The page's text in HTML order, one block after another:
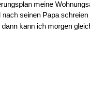
meine
seinen Papa
kann ich morgen